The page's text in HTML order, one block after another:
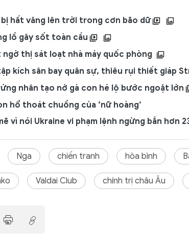
hất văng lên trời trong cơn bão dữ
lồ gây sốt toàn cầu
ngờ thị sát loạt nhà máy quốc phòng
kích sân bay quân sự, thiêu rụi thiết giáp
nhân tạo nở gà con hé lộ bước ngoặt lớn
hổ thoát chuồng của ‘nữ hoàng’
vì nói Ukraine vi phạm lệnh ngừng bắn hơn
Nga chiến tranh hòa bình
Valdai Club chính trị châu Âu